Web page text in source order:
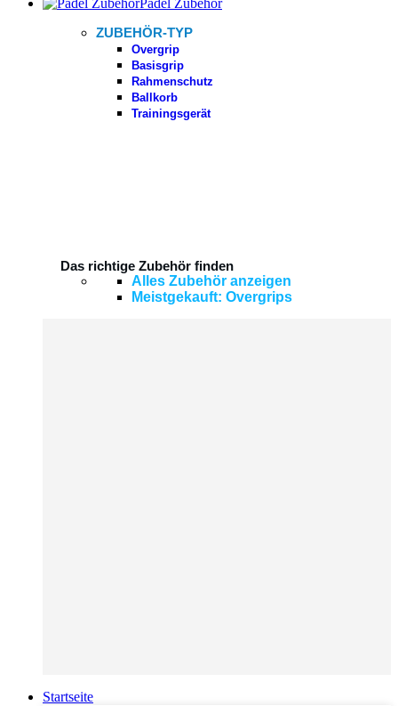
ZUBEHÖR-TYP
Overgrip
Basisgrip
Rahmenschutz
Ballkorb
Trainingsgerät
Das richtige Zubehör finden
Alles Zubehör anzeigen
Meistgekauft: Overgrips
Startseite